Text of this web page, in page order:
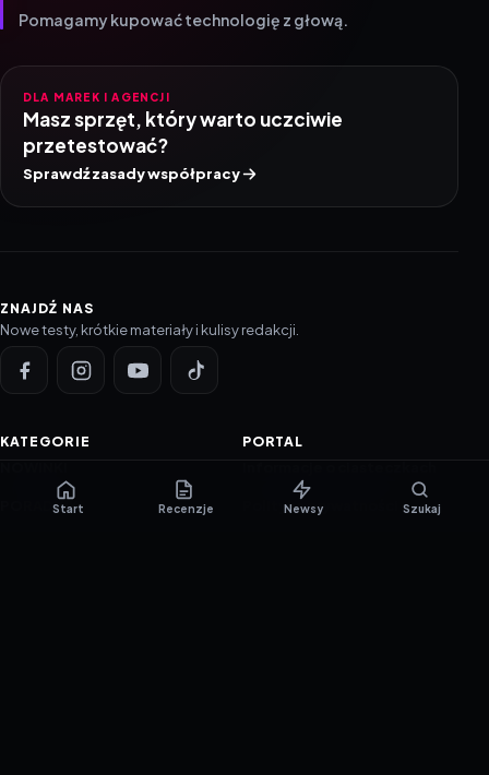
Pomagamy kupować technologię z głową.
DLA MAREK I AGENCJI
Masz sprzęt, który warto uczciwie
przetestować?
Sprawdź zasady współpracy
ZNAJDŹ NAS
Nowe testy, krótkie materiały i kulisy redakcji.
KATEGORIE
PORADNIKI
PORTAL
Polityka prywatności
Start Recenzje Newsy Szukaj